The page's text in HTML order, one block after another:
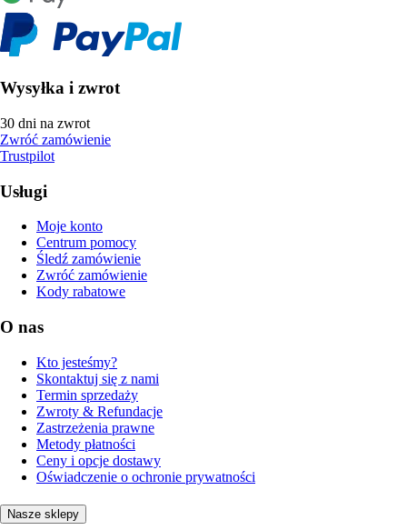
Wysyłka i zwrot
30 dni na zwrot
Zwróć zamówienie
Trustpilot
Usługi
Moje konto
Centrum pomocy
Śledź zamówienie
Zwróć zamówienie
Kody rabatowe
O nas
Kto jesteśmy?
Skontaktuj się z nami
Termin sprzedaży
Zwroty & Refundacje
Zastrzeżenia prawne
Metody płatności
Ceny i opcje dostawy
Oświadczenie o ochronie prywatności
Nasze sklepy